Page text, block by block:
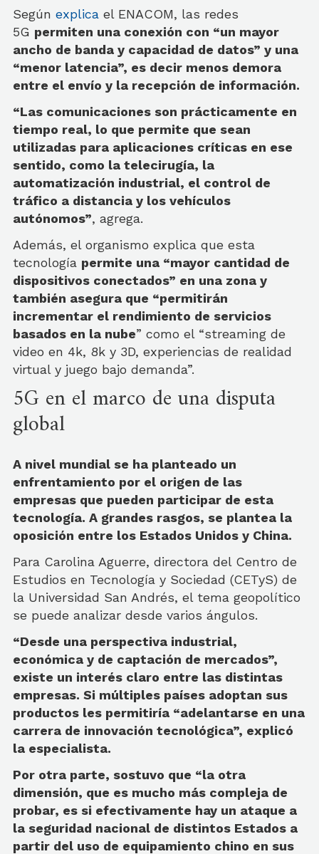
Según explica el ENACOM, las redes
5G permiten una conexión con “un mayor
ancho de banda y capacidad de datos” y una
“menor latencia”, es decir menos demora
entre el envío y la recepción de información.
“Las comunicaciones son prácticamente en
tiempo real, lo que permite que sean
utilizadas para aplicaciones críticas en ese
sentido, como la telecirugía, la
automatización industrial, el control de
tráfico a distancia y los vehículos
autónomos”, agrega.
Además, el organismo explica que esta
tecnología permite una “mayor cantidad de
dispositivos conectados” en una zona y
también asegura que “permitirán
incrementar el rendimiento de servicios
basados en la nube” como el “streaming de
video en 4k, 8k y 3D, experiencias de realidad
virtual y juego bajo demanda”.
5G en el marco de una disputa
global
A nivel mundial se ha planteado un
enfrentamiento por el origen de las
empresas que pueden participar de esta
tecnología. A grandes rasgos, se plantea la
oposición entre los Estados Unidos y China.
Para Carolina Aguerre, directora del Centro de
Estudios en Tecnología y Sociedad (CETyS) de
la Universidad San Andrés, el tema geopolítico
se puede analizar desde varios ángulos.
“Desde una perspectiva industrial,
económica y de captación de mercados”,
existe un interés claro entre las distintas
empresas. Si múltiples países adoptan sus
productos les permitiría “adelantarse en una
carrera de innovación tecnológica”, explicó
la especialista.
Por otra parte, sostuvo que “la otra
dimensión, que es mucho más compleja de
probar, es si efectivamente hay un ataque a
la seguridad nacional de distintos Estados a
partir del uso de equipamiento chino en sus